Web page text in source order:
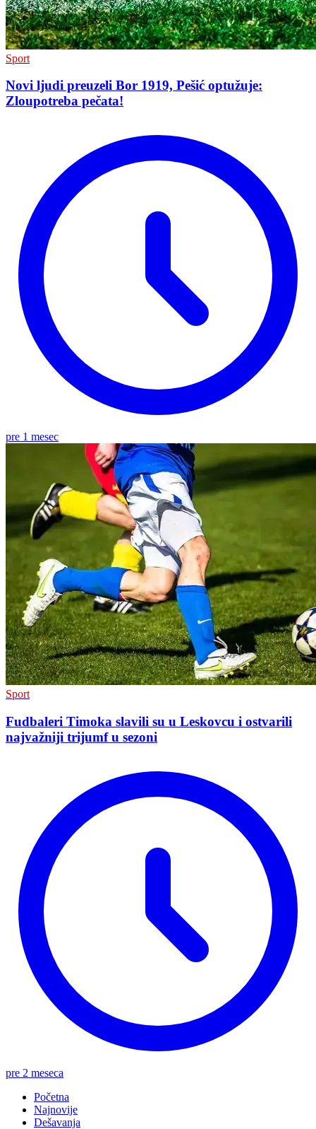
Sport
Novi ljudi preuzeli Bor 1919, Pešić optužuje:
Zloupotreba pečata!
pre 1 mesec
Sport
Fudbaleri Timoka slavili su u Leskovcu i ostvarili
najvažniji trijumf u sezoni
pre 2 meseca
Početna
Najnovije
Dešavanja